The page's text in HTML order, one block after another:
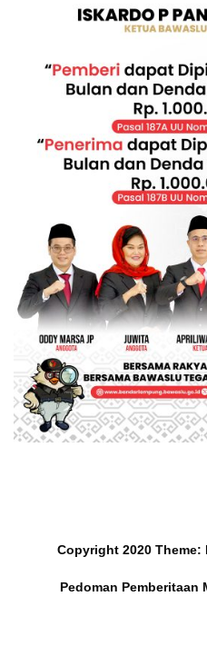
Copyright 2020 Theme:
Pedoman Pemberitaan
Mobil dan
Hilang di
Korban